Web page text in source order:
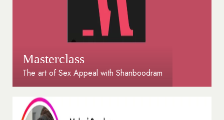
Masterclass
The art of Sex Appeal with Shanboodram